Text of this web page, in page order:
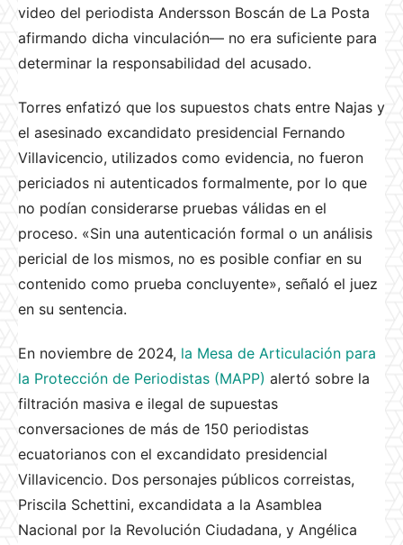
video del periodista Andersson Boscán de La Posta
afirmando dicha vinculación— no era suficiente para
determinar la responsabilidad del acusado.
Torres enfatizó que los supuestos chats entre Najas y
el asesinado excandidato presidencial Fernando
Villavicencio, utilizados como evidencia, no fueron
periciados ni autenticados formalmente, por lo que
no podían considerarse pruebas válidas en el
proceso. «Sin una autenticación formal o un análisis
pericial de los mismos, no es posible confiar en su
contenido como prueba concluyente», señaló el juez
en su sentencia.
En noviembre de 2024, la Mesa de Articulación para
la Protección de Periodistas (MAPP) alertó sobre la
filtración masiva e ilegal de supuestas
conversaciones de más de 150 periodistas
ecuatorianos con el excandidato presidencial
Villavicencio. Dos personajes públicos correistas,
Priscila Schettini, excandidata a la Asamblea
Nacional por la Revolución Ciudadana, y Angélica